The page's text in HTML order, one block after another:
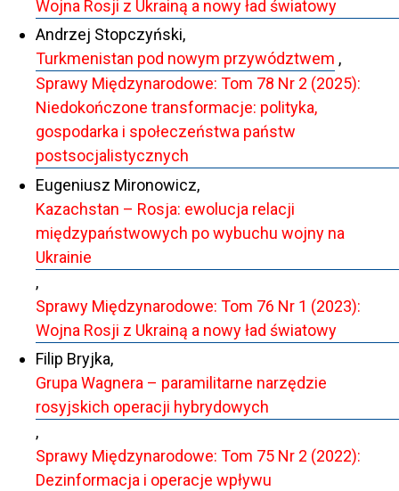
Wojna Rosji z Ukrainą a nowy ład światowy
Andrzej Stopczyński,
Turkmenistan pod nowym przywództwem ,
Sprawy Międzynarodowe: Tom 78 Nr 2 (2025):
Niedokończone transformacje: polityka,
gospodarka i społeczeństwa państw
postsocjalistycznych
Eugeniusz Mironowicz,
Kazachstan – Rosja: ewolucja relacji
międzypaństwowych po wybuchu wojny na
Ukrainie
,
Sprawy Międzynarodowe: Tom 76 Nr 1 (2023):
Wojna Rosji z Ukrainą a nowy ład światowy
Filip Bryjka,
Grupa Wagnera – paramilitarne narzędzie
rosyjskich operacji hybrydowych
,
Sprawy Międzynarodowe: Tom 75 Nr 2 (2022):
Dezinformacja i operacje wpływu